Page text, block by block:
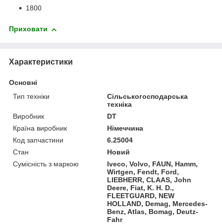
1800
Приховати
Характеристики
Основні
Тип техніки
Сільськогосподарська
техніка
Виробник
DT
Країна виробник
Німеччина
Код запчастини
6.25004
Стан
Новий
Сумісність з маркою
Iveco, Volvo, FAUN, Hamm,
Wirtgen, Fendt, Ford,
LIEBHERR, CLAAS, John
Deere, Fiat, K. H. D.,
FLEETGUARD, NEW
HOLLAND, Demag, Mercedes-
Benz, Atlas, Bomag, Deutz-
Fahr